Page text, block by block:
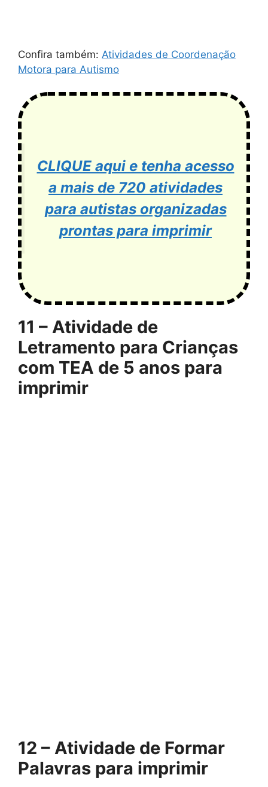
Confira também: Atividades de Coordenação
Motora para Autismo
CLIQUE aqui e tenha acesso
a mais de 720 atividades
para autistas organizadas
prontas para imprimir
11 – Atividade de
Letramento para Crianças
com TEA de 5 anos para
imprimir
12 – Atividade de Formar
Palavras para imprimir